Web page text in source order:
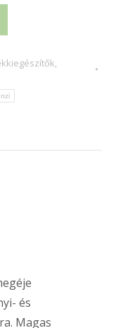
és
Magas